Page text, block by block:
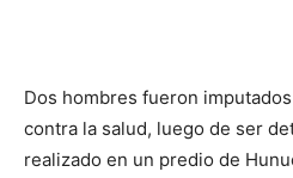
Dos hombres fueron
contra la salud, luego de ser
realizado en un predio de